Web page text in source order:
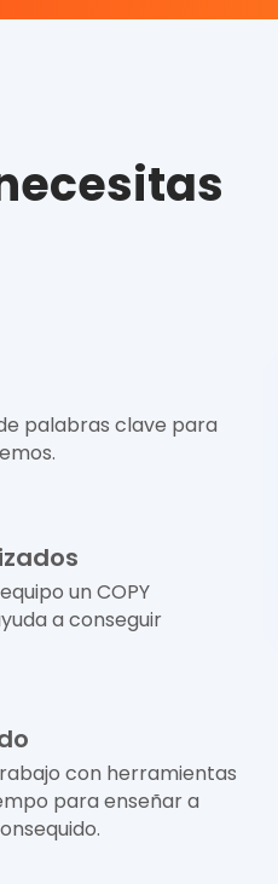
palabras clave para
un COPY
a conseguir
con herramientas
para enseñar a